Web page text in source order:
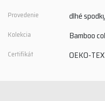
- prírodné antibakteriálne
- anatomický rez
Provedenie dlhé
Kolekcia Bamboo
Certifikát OEKO-